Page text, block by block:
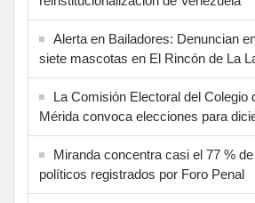
Alerta en Bailadores: Denuncian
siete mascotas en El Rincón de La
La Comisión Electoral del Colegio
Mérida convoca elecciones para
Miranda concentra casi el 77 %
políticos registrados por Foro Penal